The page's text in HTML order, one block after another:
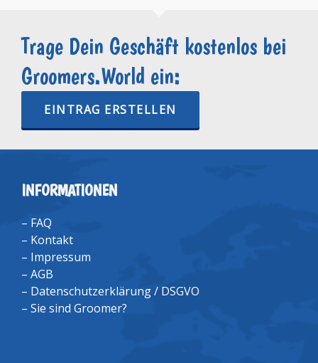
Trage Dein Geschäft kostenlos bei
Groomers.World ein:
EINTRAG ERSTELLEN
INFORMATIONEN
– FAQ
– Kontakt
– Impressum
– AGB
– Datenschutzerklärung / DSGVO
– Sie sind Groomer?